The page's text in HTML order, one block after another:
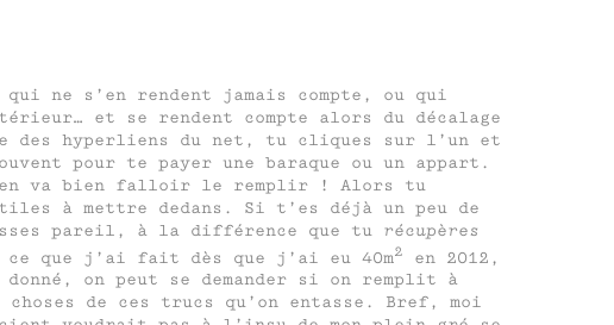
ne s’en rendent jamais compte, ou qui
et se rendent compte alors du décalage
des hyperliens du net, tu cliques sur l’un et
pour te payer une baraque ou un appart.
ben va bien falloir le remplir ! Alors tu
à mettre dedans. Si t’es déjà un peu de
pareil, à la différence que tu récupères
que j’ai fait dès que j’ai eu 40m2
en 2012,
on peut se demander si on remplit à
de ces trucs qu’on entasse. Bref, moi